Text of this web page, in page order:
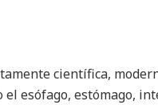
científica,
esófago, estómago,